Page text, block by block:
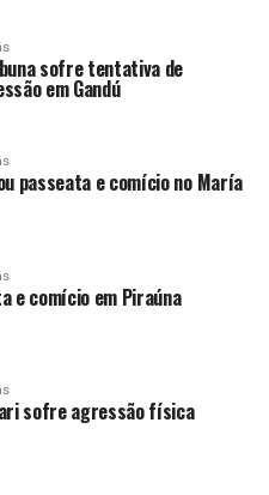
sofre tentativa de
em Gandú
passeata e comício no María
e comício em Piraúna
sofre agressão física